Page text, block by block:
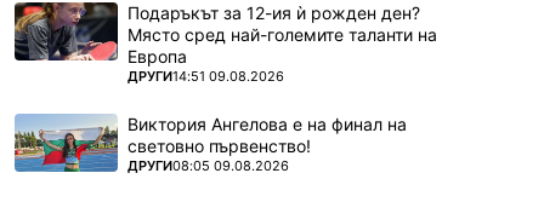
Подаръкът за 12-ия ѝ рожден ден?
Място сред най-големите таланти на
Европа
ПОВЕЧЕ ОТ
ДРУГИ14:51 09.08.2026
Виктория Ангелова е на финал на
световно първенство!
ПОВЕЧЕ ОТ
ДРУГИ08:05 09.08.2026